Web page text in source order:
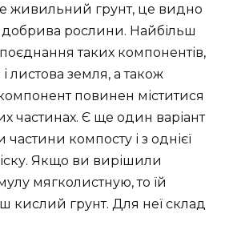
живильний грунт, це видно
рослини. Найбільш
таких компонентів,
листова земля, а також
повинен міститися
частинах. Є ще один варіант
частини компосту і з однієї
Якщо ви вирішили
мягколистную, то їй
кислий грунт. Для неї склад